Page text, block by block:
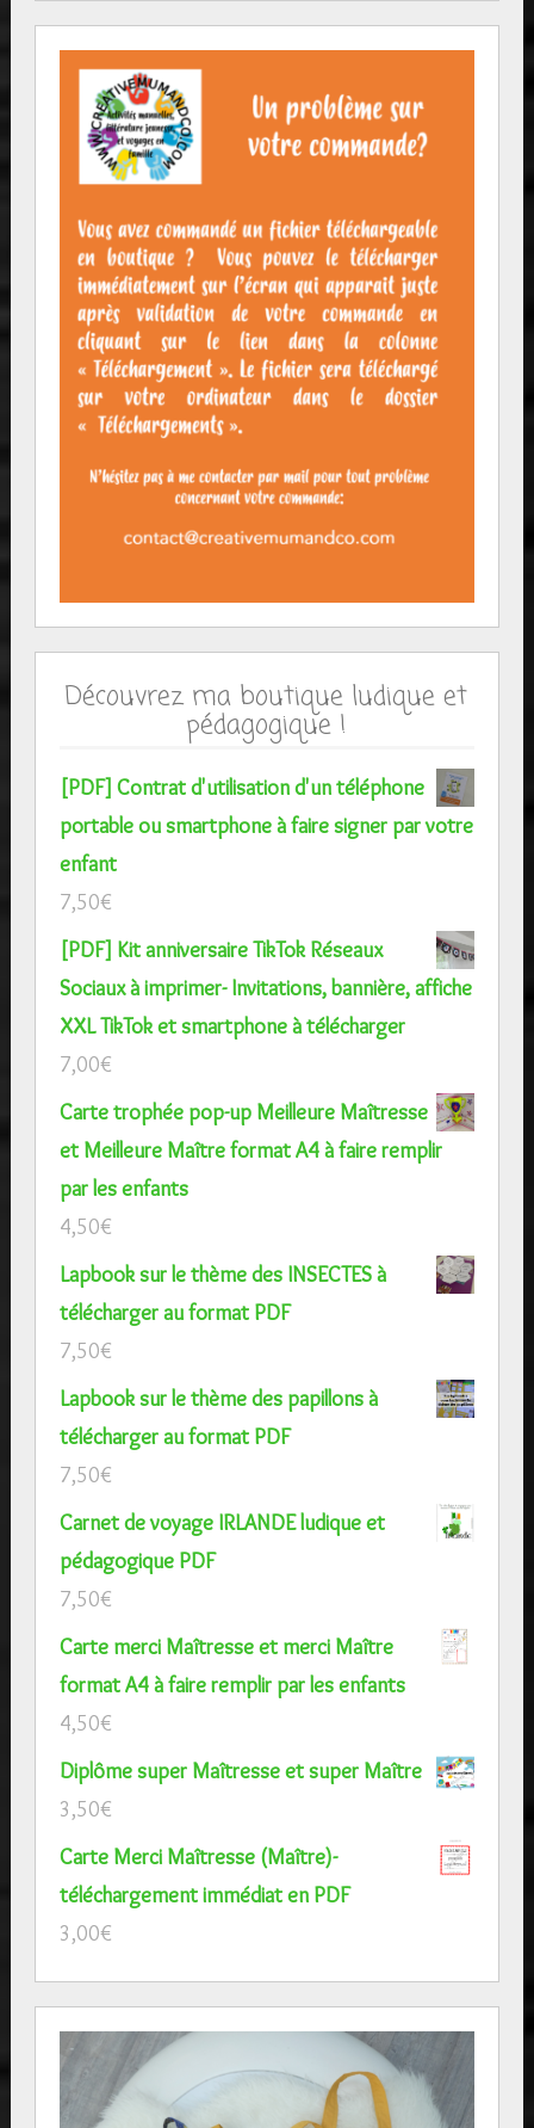
Découvrez ma boutique ludique et
pédagogique !
[PDF] Contrat d'utilisation d'un téléphone
portable ou smartphone à faire signer par votre
enfant
7,50€
[PDF] Kit anniversaire TikTok Réseaux
Sociaux à imprimer- Invitations, bannière, affiche
XXL TikTok et smartphone à télécharger
7,00€
Carte trophée pop-up Meilleure Maîtresse
et Meilleure Maître format A4 à faire remplir
par les enfants
4,50€
Lapbook sur le thème des INSECTES à
télécharger au format PDF
7,50€
Lapbook sur le thème des papillons à
télécharger au format PDF
7,50€
Carnet de voyage IRLANDE ludique et
pédagogique PDF
7,50€
Carte merci Maîtresse et merci Maître
format A4 à faire remplir par les enfants
4,50€
Diplôme super Maîtresse et super Maître
3,50€
Carte Merci Maîtresse (Maître)-
téléchargement immédiat en PDF
3,00€